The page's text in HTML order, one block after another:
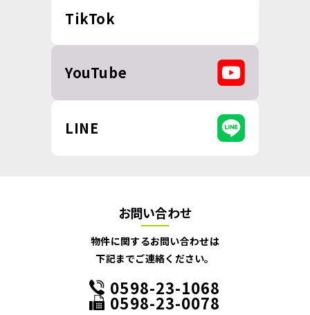
TikTok
YouTube
LINE
お問い合わせ
物件に関するお問い合わせは
下記までご連絡ください。
0598-23-1068
0598-23-0078